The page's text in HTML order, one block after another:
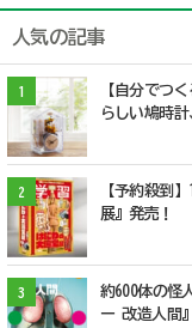
人気の記事
1
【自分でつ
らしい鳩時
2
【予約殺到
展』発売！
3
約600体の怪
ー 改造人間